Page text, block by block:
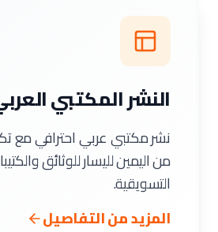
النشر المكتبي
نشر مكتبي عربي احترافي مع
من اليمين لليسار للوثائق
التسويقية.
المزيد من التفاصيل